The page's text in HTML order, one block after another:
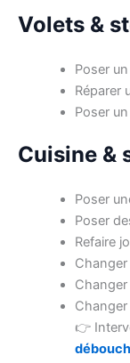
Volets &
Poser
Réparer
Poser
Cuisine &
Poser
Poser
Refaire
👉